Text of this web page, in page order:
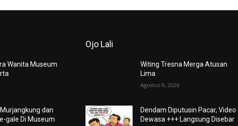
Wanita Museum
dan
gale Di Museum
Ojo Lali
Witing Tresna Merga Atusan
Lima
Agustus 9, 2026
Dendam Diputusin Pacar, Video
Dewasa +++ Langsung Disebar